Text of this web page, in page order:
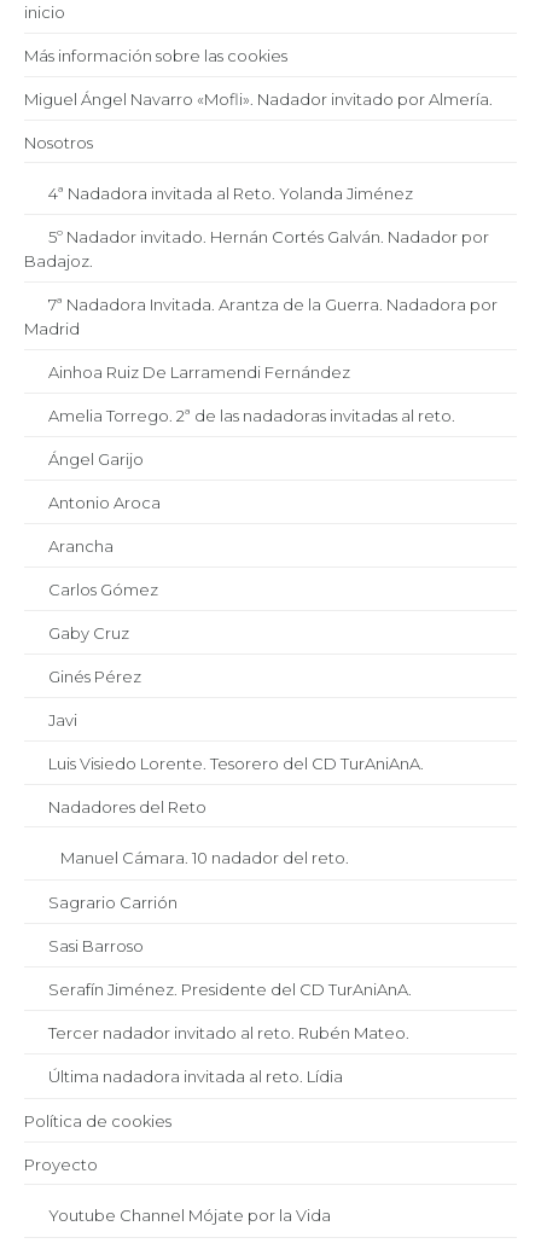
inicio
Más información sobre las cookies
Miguel Ángel Navarro «Mofli». Nadador invitado por Almería.
Nosotros
4ª Nadadora invitada al Reto. Yolanda Jiménez
5º Nadador invitado. Hernán Cortés Galván. Nadador por
Badajoz.
7ª Nadadora Invitada. Arantza de la Guerra. Nadadora por
Madrid
Ainhoa Ruiz De Larramendi Fernández
Amelia Torrego. 2ª de las nadadoras invitadas al reto.
Ángel Garijo
Antonio Aroca
Arancha
Carlos Gómez
Gaby Cruz
Ginés Pérez
Javi
Luis Visiedo Lorente. Tesorero del CD TurAniAnA.
Nadadores del Reto
Manuel Cámara. 10 nadador del reto.
Sagrario Carrión
Sasi Barroso
Serafín Jiménez. Presidente del CD TurAniAnA.
Tercer nadador invitado al reto. Rubén Mateo.
Última nadadora invitada al reto. Lídia
Política de cookies
Proyecto
Youtube Channel Mójate por la Vida